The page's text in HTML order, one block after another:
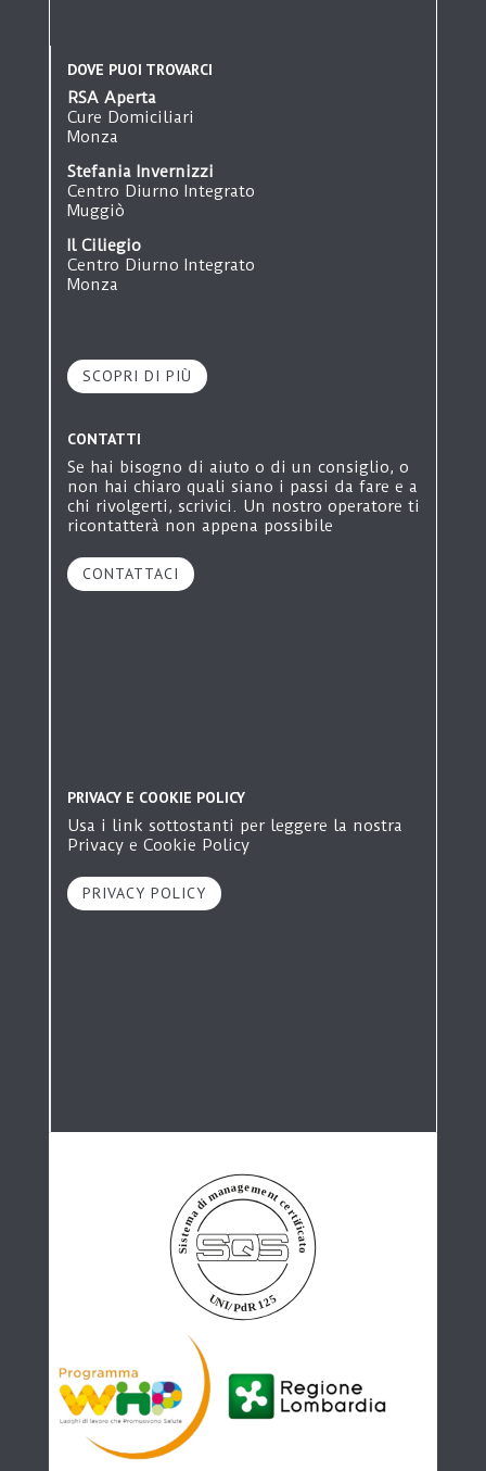
DOVE PUOI TROVARCI
RSA Aperta
Cure Domiciliari
Monza
Stefania Invernizzi
Centro Diurno Integrato
Muggiò
Il Ciliegio
Centro Diurno Integrato
Monza
Monza
Ginetta Colombo
Cerro Maggiore
Il Paese Ritrovato
Villaggio Alzheimer
Monza
Residenza Sanitaria Assistenziale
Monza
Monza
SCOPRI DI PIÙ
CONTATTI
Se hai bisogno di aiuto o di un consiglio, o
non hai chiaro quali siano i passi da fare e a
chi rivolgerti, scrivici. Un nostro operatore ti
ricontatterà non appena possibile
CONTATTACI
PRIVACY E COOKIE POLICY
Usa i link sottostanti per leggere la nostra
Privacy e Cookie Policy
PRIVACY POLICY